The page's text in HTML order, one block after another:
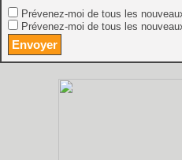
Prévenez-moi de tous les
Prévenez-moi de tous les